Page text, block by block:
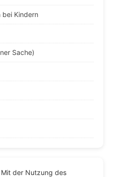
Kindern
Sache)
der Nutzung des